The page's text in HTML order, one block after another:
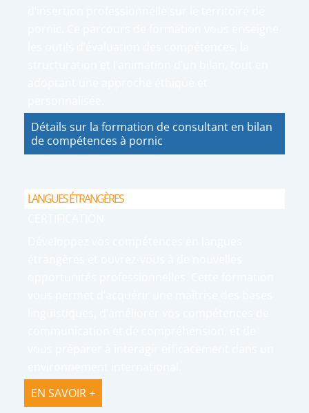
Détails sur la formation de consultant en bilan
de compétences à pornic
LANGUES ÉTRANGÈRES
EN SAVOIR +